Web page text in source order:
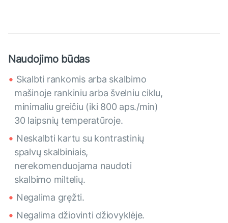
Naudojimo būdas
Skalbti rankomis arba skalbimo
mašinoje rankiniu arba švelniu ciklu,
minimaliu greičiu (iki 800 aps./min)
30 laipsnių temperatūroje.
Neskalbti kartu su kontrastinių
spalvų skalbiniais,
nerekomenduojama naudoti
skalbimo miltelių.
Negalima gręžti.
Negalima džiovinti džiovyklėje.